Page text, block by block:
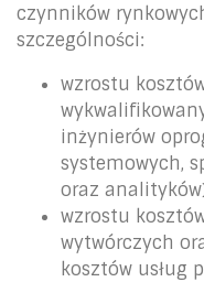
czynników
szczególności:
wzrostu
inżynierów
systemowych,
oraz
wzrostu
wytwórczych
kosztów usług